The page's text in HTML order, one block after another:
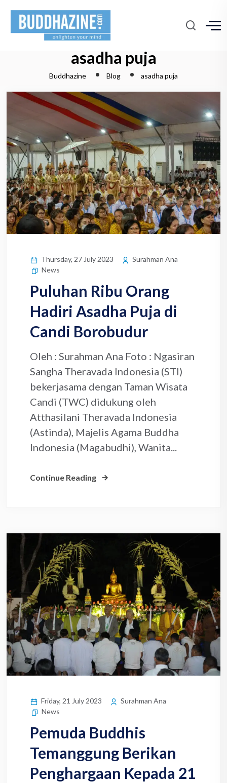
asadha puja
Buddhazine Blog asadha puja
Thursday, 27 July 2023
Surahman Ana
News
Puluhan Ribu Orang
Hadiri Asadha Puja di
Candi Borobudur
Oleh : Surahman Ana Foto : Ngasiran
Sangha Theravada Indonesia (STI)
bekerjasama dengan Taman Wisata
Candi (TWC) didukung oleh
Atthasilani Theravada Indonesia
(Astinda), Majelis Agama Buddha
Indonesia (Magabudhi), Wanita...
Continue Reading
Friday, 21 July 2023
Surahman Ana
News
Pemuda Buddhis
Temanggung Berikan
Penghargaan Kepada 21